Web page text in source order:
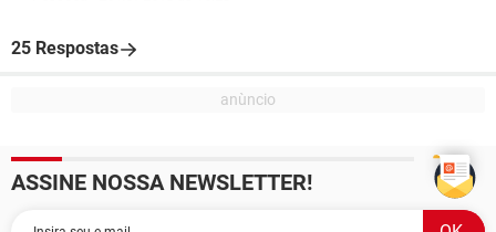
25 Respostas
ASSINE NOSSA NEWSLETTER!